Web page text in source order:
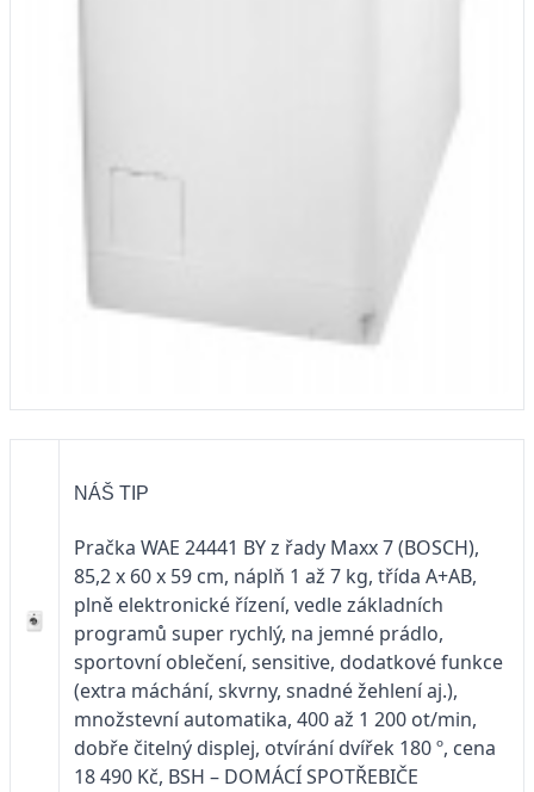
NÁŠ TIP
Pračka WAE 24441 BY z řady Maxx 7 (BOSCH),
85,2 x 60 x 59 cm, náplň 1 až 7 kg, třída A+AB,
plně elektronické řízení, vedle základních
programů super rychlý, na jemné prádlo,
sportovní oblečení, sensitive, dodatkové funkce
(extra máchání, skvrny, snadné žehlení aj.),
množstevní automatika, 400 až 1 200 ot/min,
dobře čitelný displej, otvírání dvířek 180 º, cena
18 490 Kč, BSH – DOMÁCÍ SPOTŘEBIČE